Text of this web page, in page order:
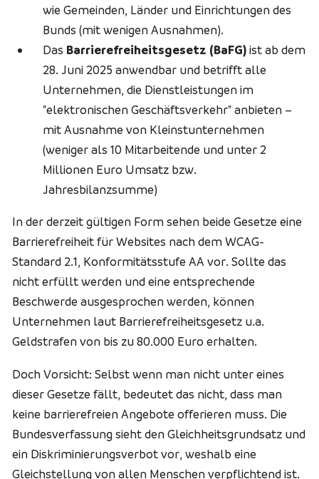
wie Gemeinden, Länder und Einrichtungen des
Bunds (mit wenigen Ausnahmen).
Das Barrierefreiheitsgesetz (BaFG)ist ab dem
28. Juni 2025 anwendbar und betrifft alle
Unternehmen, die Dienstleistungen im
"elektronischen Geschäftsverkehr" anbieten –
mit Ausnahme von Kleinstunternehmen
(weniger als 10 Mitarbeitende und unter 2
Millionen Euro Umsatz bzw.
Jahresbilanzsumme)
In der derzeit gültigen Form sehen beide Gesetze eine
Barrierefreiheit für Websites nach dem WCAG-
Standard 2.1, Konformitätsstufe AA vor. Sollte das
nicht erfüllt werden und eine entsprechende
Beschwerde ausgesprochen werden, können
Unternehmen laut Barrierefreiheitsgesetz u.a.
Geldstrafen von bis zu 80.000 Euro erhalten.
Doch Vorsicht: Selbst wenn man nicht unter eines
dieser Gesetze fällt, bedeutet das nicht, dass man
keine barrierefreien Angebote offerieren muss. Die
Bundesverfassung sieht den Gleichheitsgrundsatz und
ein Diskriminierungsverbot vor, weshalb eine
Gleichstellung von allen Menschen verpflichtend ist.